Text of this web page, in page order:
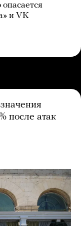
и VK
после атак